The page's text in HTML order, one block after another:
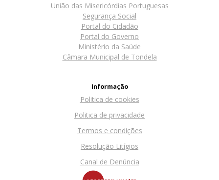
União das Misericórdias Portuguesas
Segurança Social
Portal do Cidadão
Portal do Governo
Ministério da Saúde
Câmara Municipal de Tondela
Informação
Politica de cookies
Politica de privacidade
Termos e condições
Resolução Litígios
Canal de Denúncia